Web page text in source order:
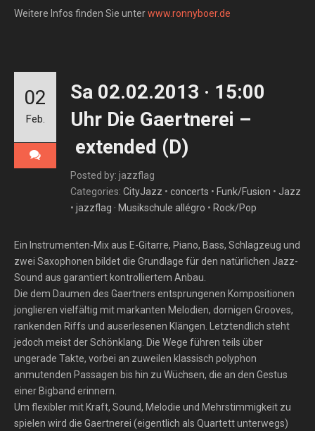
Weitere Infos finden Sie unterwww.ronnyboer.de
Sa 02.02.2013 · 15:00
Uhr Die Gaertnerei –
extended (D)
Posted by: jazzflag
Categories: CityJazz • concerts • Funk/Fusion • Jazz
• jazzflag · Musikschule allégro • Rock/Pop
02
Feb.
Ein Instrumenten-Mix aus E-Gitarre, Piano, Bass, Schlagzeug und
zwei Saxophonen bildet die Grundlage für den natürlichen Jazz-
Sound aus garantiert kontrolliertem Anbau.
Die dem Daumen des Gaertners entsprungenen Kompositionen
jonglieren vielfältig mit markanten Melodien, dornigen Grooves,
rankenden Riffs und auserlesenen Klängen. Letztendlich steht
jedoch meist der Schönklang. Die Wege führen teils über
ungerade Takte, vorbei an zuweilen klassisch polyphon
anmutenden Passagen bis hin zu Wüchsen, die an den Gestus
einer Bigband erinnern.
Um flexibler mit Kraft, Sound, Melodie und Mehrstimmigkeit zu
spielen wird die Gaertnerei (eigentlich als Quartett unterwegs)